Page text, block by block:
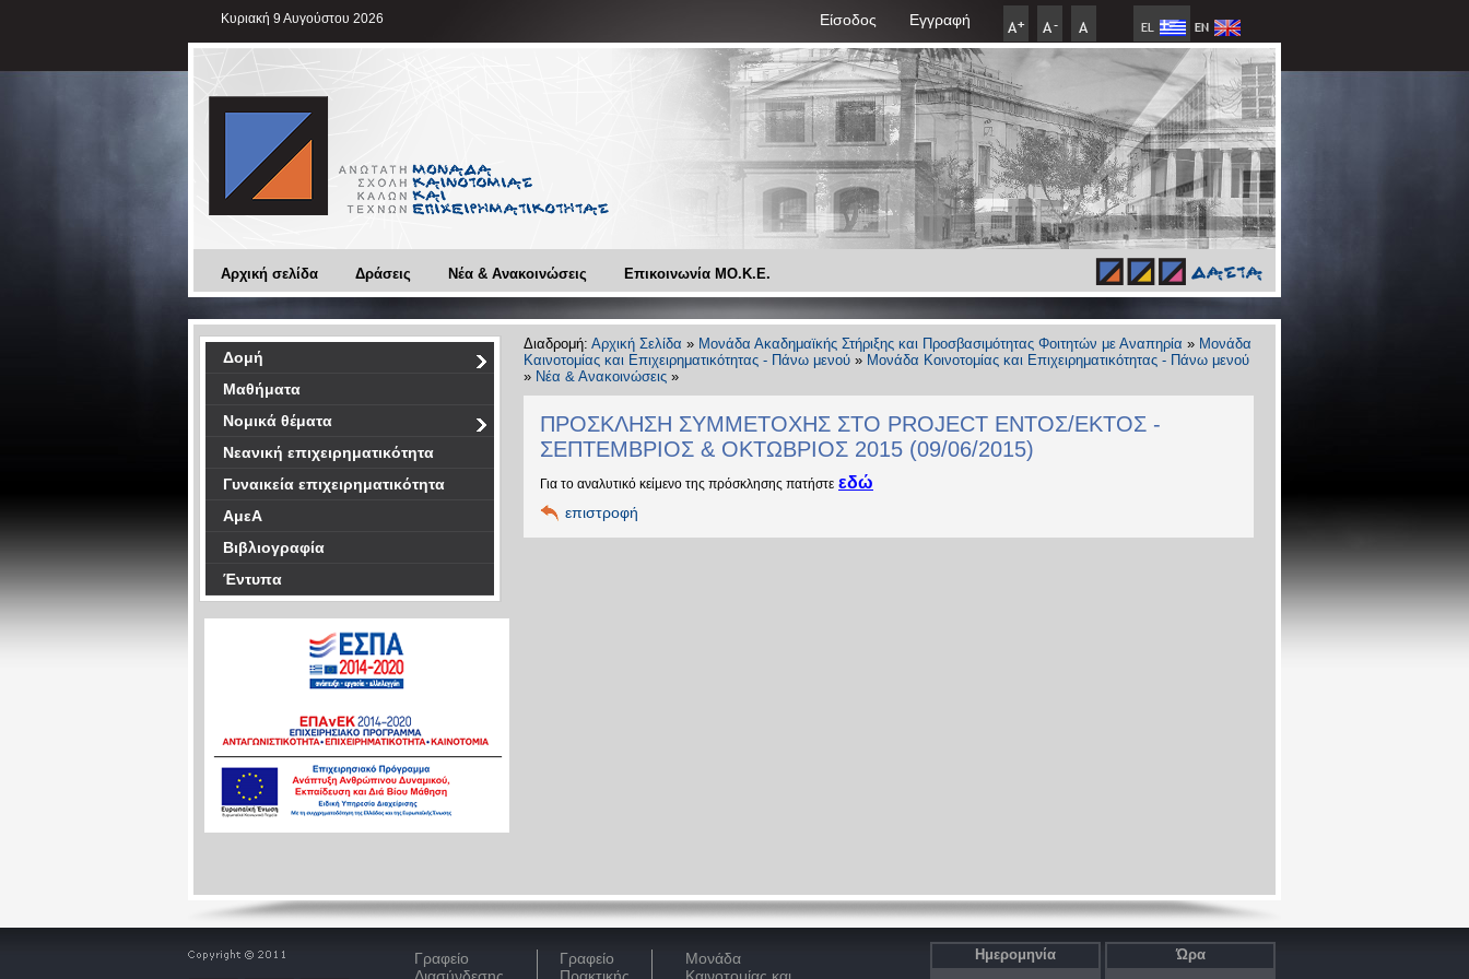
Κυριακή 9 Αυγούστου 2026 Εγγραφή
Είσοδος
Αρχική σελίδα Δράσεις Νέα & Ανακοινώσεις Επικοινωνία ΜO.Κ.Ε.
Δομή
Μαθήματα
Νομικά θέματα
Νεανική επιχειρηματικότητα
Γυναικεία επιχειρηματικότητα
ΑμεΑ
Βιβλιογραφία
Έντυπα
Διαδρομή: Αρχική Σελίδα » Μονάδα Ακαδημαϊκής Στήριξης και Προσβασιμότητας Φοιτητών με Αναπηρία » Μονάδα
Καινοτομίας και Επιχειρηματικότητας - Πάνω μενού » Μονάδα Κοινοτομίας και Επιχειρηματικότητας - Πάνω μενού
» Νέα & Ανακοινώσεις »
ΠΡΟΣΚΛΗΣΗ ΣΥΜΜΕΤΟΧΗΣ ΣΤΟ PROJECT ΕΝΤΟΣ/ΕΚΤΟΣ -
ΣΕΠΤΕΜΒΡΙΟΣ & ΟΚΤΩΒΡΙΟΣ 2015 (09/06/2015)
Για το αναλυτικό κείμενο της πρόσκλησης πατήστε εδώ
επιστροφή
Γραφείο
Γραφείο
Μονάδα
Ημερομηνία Ώρα